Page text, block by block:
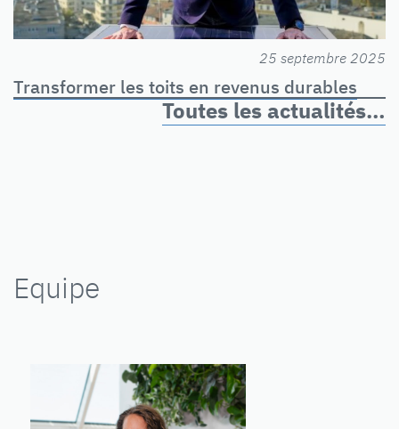
25 septembre 2025
Transformer les toits en revenus durables
Toutes les actualités…
Equipe